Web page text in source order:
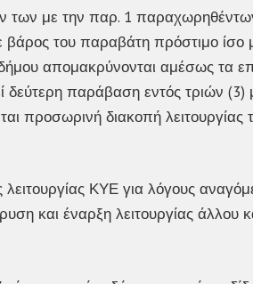
των με την παρ. 1
του παραβάτη πρόστιμο ίσο
απομακρύνονται αμέσως τα
δεύτερη παράβαση εντός τριών (3)
προσωρινή διακοπή λειτουργίας
ΚΥΕ για λόγους
και έναρξη λειτουργίας άλλου